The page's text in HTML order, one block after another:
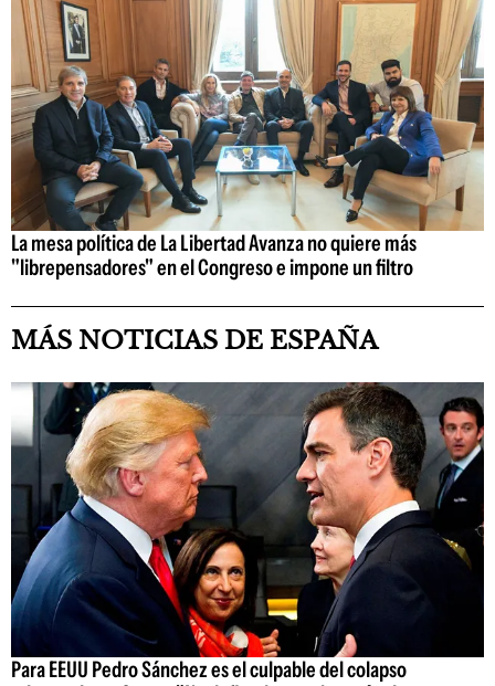
La mesa política de La Libertad Avanza no quiere más
"librepensadores" en el Congreso e impone un filtro
MÁS NOTICIAS DE ESPAÑA
Para EEUU Pedro Sánchez es el culpable del colapso